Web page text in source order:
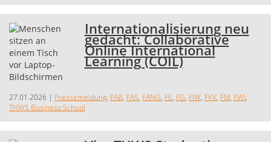
Internationalisierung neu
gedacht: Collaborative
Online International
Learning (COIL)
27.01.2026 | Pressemeldung, FAB, FAS, FANG, FE, FG, FIW, FKV, FM, FWI,
THWS Business School